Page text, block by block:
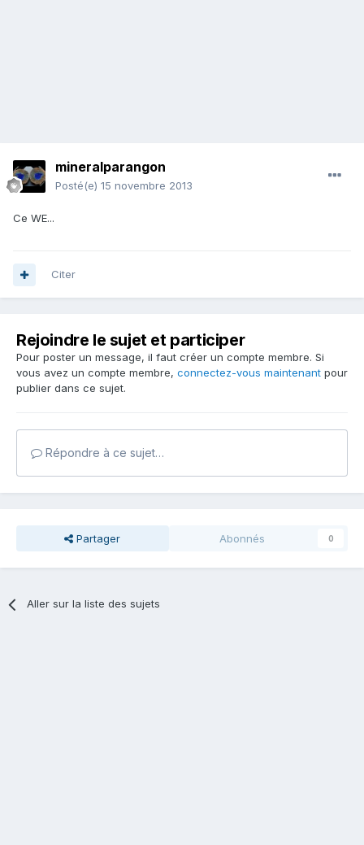
mineralparangon
Posté(e) 15 novembre 2013
Ce WE...
Citer
Rejoindre le sujet et participer
Pour poster un message, il faut créer un compte membre. Si
vous avez un compte membre, connectez-vous maintenant pour
publier dans ce sujet.
Répondre à ce sujet…
Partager Abonnés 0
Aller sur la liste des sujets